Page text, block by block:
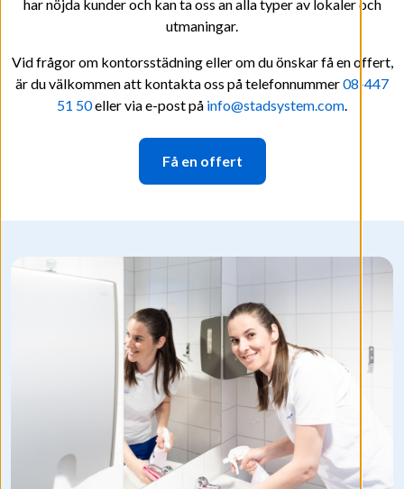
har nöjda kunder och kan ta oss an alla typer av lokaler och
utmaningar.
Vid frågor om kontorsstädning eller om du önskar få en offert,
är du välkommen att kontakta oss på telefonnummer08-447
51 50eller via e-post på info@stadsystem.com.
Få en offert